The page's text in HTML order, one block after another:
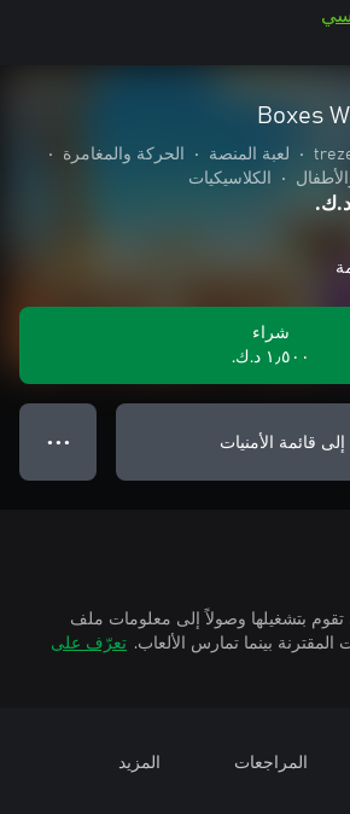
Boxes
• لعبة المنصة • الحركة والمغامرة
•
• الكلاسيكيات
شراء
١٫٥٠٠ د.ك.‏
قائمة الأمنيات ● ● ●
تقوم بتشغيلها وصولاً إلى معلومات ملف
تعرّف على
المراجعات المزيد